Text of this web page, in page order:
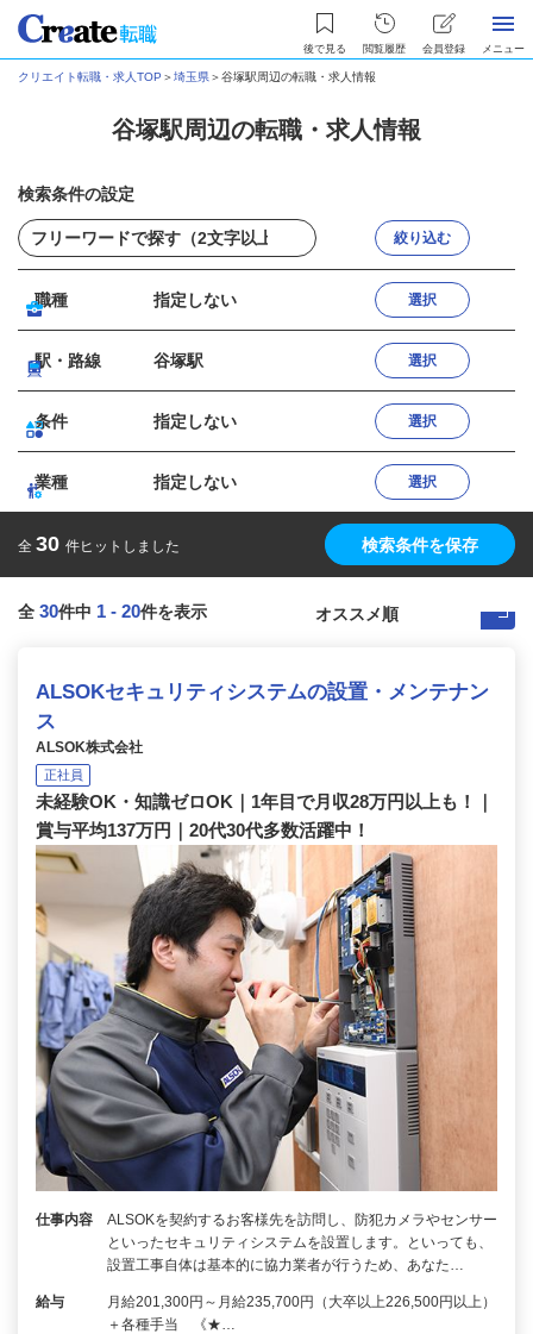
後で見る 閲覧履歴 会員登録 メニュー
クリエイト転職・求人TOP ＞埼玉県＞谷塚駅周辺の転職・求人情報
谷塚駅周辺の転職・求人情報
検索条件の設定
絞り込む
職種 指定しない 選択
駅・路線 谷塚駅 選択
条件 指定しない 選択
業種 指定しない 選択
全 30 件ヒットしました 検索条件を保存
全 30件中 1 - 20件を表示
ALSOKセキュリティシステムの設置・メンテナン
ス
ALSOK株式会社
正社員
未経験OK・知識ゼロOK｜1年目で月収28万円以上も！｜
賞与平均137万円｜20代30代多数活躍中！
仕事内容
ALSOKを契約するお客様先を訪問し、防犯カメラやセンサー
といったセキュリティシステムを設置します。といっても、
設置工事自体は基本的に協力業者が行うため、あなた…
給与
月給201,300円～月給235,700円（大卒以上226,500円以上）
＋各種手当 《★…